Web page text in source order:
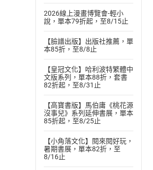
2026線上漫畫博覽會-輕小
說，單本79折起，至8/15止
【臉譜出版】出版社推薦，單
本85折，至8/8止
【皇冠文化】哈利波特繁體中
文版系列，單本88折，套書
82折起，至8/31止
【高寶書版】馬伯庸《桃花源
沒事兒》系列延伸書展，單本
85折起，至8/25止
【小角落文化】閱來閱好玩，
暑期書展，單本82折，至
8/16止